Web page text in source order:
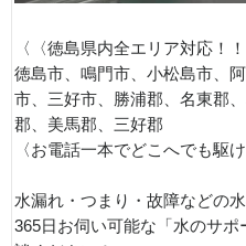
〈〈徳島県内全エリア対応！！
徳島市、鳴門市、小松島市、
市、三好市、勝浦郡、名東郡
郡、美馬郡、三好郡
〈お電話一本でどこへでも駆
水漏れ・つまり・故障などの
365日お伺い可能な「水のサ